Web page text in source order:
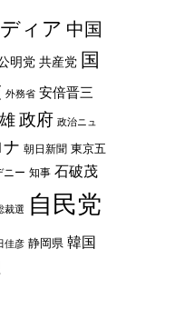
ィア 中国
明党 共産党 国
外務省 安倍晋三
政府 政治ニュ
朝日新聞 東京五
ニー 知事 石破茂
裁選 自民党
佳彦 静岡県 韓国